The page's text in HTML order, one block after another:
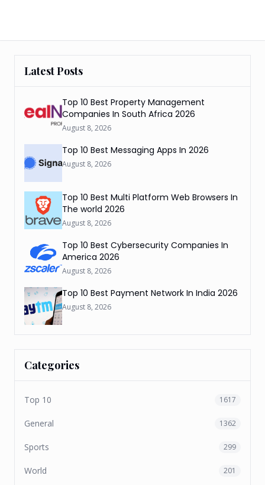
Latest Posts
Top 10 Best Property Management
Companies In South Africa 2026
August 8, 2026
Top 10 Best Messaging Apps In 2026
August 8, 2026
Top 10 Best Multi Platform Web Browsers In
The world 2026
August 8, 2026
Top 10 Best Cybersecurity Companies In
America 2026
August 8, 2026
Top 10 Best Payment Network In India 2026
August 8, 2026
Categories
Top 10 1617
General 1362
Sports 299
World 201